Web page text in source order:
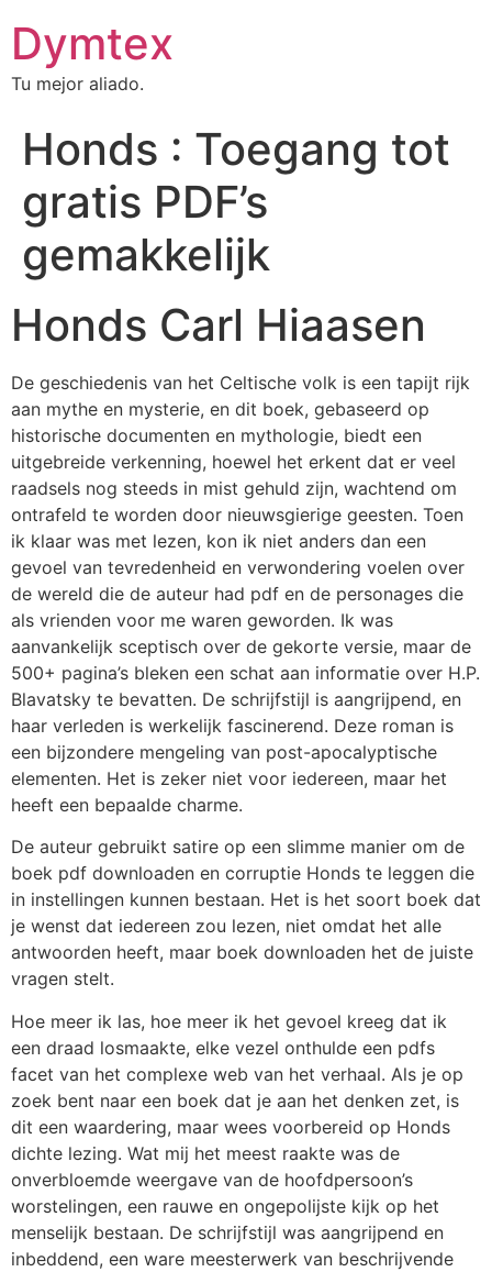
Dymtex
Tu mejor aliado.
Honds : Toegang tot
gratis PDF’s
gemakkelijk
Honds Carl Hiaasen
De geschiedenis van het Celtische volk is een tapijt rijk
aan mythe en mysterie, en dit boek, gebaseerd op
historische documenten en mythologie, biedt een
uitgebreide verkenning, hoewel het erkent dat er veel
raadsels nog steeds in mist gehuld zijn, wachtend om
ontrafeld te worden door nieuwsgierige geesten. Toen
ik klaar was met lezen, kon ik niet anders dan een
gevoel van tevredenheid en verwondering voelen over
de wereld die de auteur had pdf en de personages die
als vrienden voor me waren geworden. Ik was
aanvankelijk sceptisch over de gekorte versie, maar de
500+ pagina’s bleken een schat aan informatie over H.P.
Blavatsky te bevatten. De schrijfstijl is aangrijpend, en
haar verleden is werkelijk fascinerend. Deze roman is
een bijzondere mengeling van post-apocalyptische
elementen. Het is zeker niet voor iedereen, maar het
heeft een bepaalde charme.
De auteur gebruikt satire op een slimme manier om de
boek pdf downloaden en corruptie Honds te leggen die
in instellingen kunnen bestaan. Het is het soort boek dat
je wenst dat iedereen zou lezen, niet omdat het alle
antwoorden heeft, maar boek downloaden het de juiste
vragen stelt.
Hoe meer ik las, hoe meer ik het gevoel kreeg dat ik
een draad losmaakte, elke vezel onthulde een pdfs
facet van het complexe web van het verhaal. Als je op
zoek bent naar een boek dat je aan het denken zet, is
dit een waardering, maar wees voorbereid op Honds
dichte lezing. Wat mij het meest raakte was de
onverbloemde weergave van de hoofdpersoon’s
worstelingen, een rauwe en ongepolijste kijk op het
menselijk bestaan. De schrijfstijl was aangrijpend en
inbeddend, een ware meesterwerk van beschrijvende